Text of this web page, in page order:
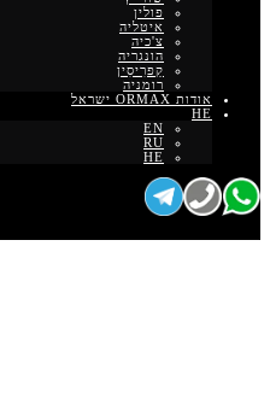
פולין
איטליה
צ'כיה
הונגריה
קַפרִיסִין
רומניה
אודות ORMAX ישראל
HE
EN
RU
HE